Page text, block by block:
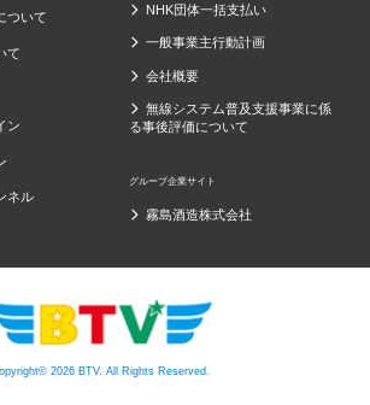
ついて
て
ン
ネル
NHK団体一括支払い
一般事業主行動計画
会社概要
無線システム普及支援事業に係
る事後評価について
グループ企業サイト
霧島酒造株式会社
2026 BTV. All Rights Reserved.